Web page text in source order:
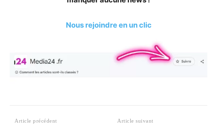
Nous rejoindre en un clic
Article précédent Article suivant